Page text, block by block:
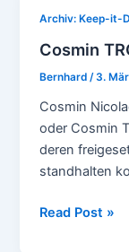
Archiv: Keep-it-
Cosmin
Bernhard/3.
Cosmin
oder Cosmin
deren
standhalten
Cosmin
Read Post »